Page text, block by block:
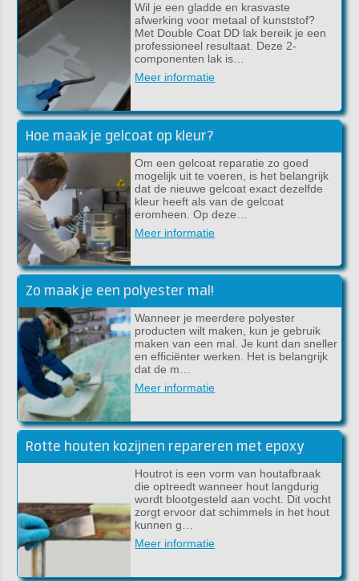
Wil je een gladde en krasvaste
afwerking voor metaal of kunststof?
Met Double Coat DD lak bereik je een
professioneel resultaat. Deze 2-
componenten lak is…
Meer informatie
Hoe maak je gelcoat op kleur?
Om een gelcoat reparatie zo goed
mogelijk uit te voeren, is het belangrijk
dat de nieuwe gelcoat exact dezelfde
kleur heeft als van de gelcoat
eromheen. Op deze…
Meer informatie
Zo maak je een polyester mal!
Wanneer je meerdere polyester
producten wilt maken, kun je gebruik
maken van een mal. Je kunt dan sneller
en efficiënter werken. Het is belangrijk
dat de m…
Meer informatie
Rotte houten kozijnen repareren met epoxy
Houtrot is een vorm van houtafbraak
die optreedt wanneer hout langdurig
wordt blootgesteld aan vocht. Dit vocht
zorgt ervoor dat schimmels in het hout
kunnen g…
Meer informatie